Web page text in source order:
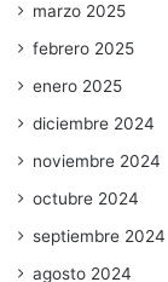
marzo 2025
febrero 2025
enero 2025
diciembre 2024
noviembre 2024
octubre 2024
septiembre 2024
agosto 2024